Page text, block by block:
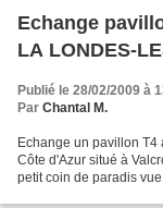
Echange
LA LONDES-
Publié le 28/02/2009 à
Par Chantal M.
Echange un pavillon
Côte d'Azur situé à
petit coin de paradis